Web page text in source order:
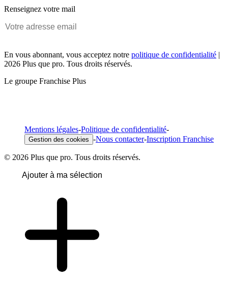
Renseignez votre mail
En vous abonnant, vous acceptez notre politique de confidentialité
2026 Plus que pro. Tous droits réservés.
Le groupe Franchise Plus
Mentions légales-Politique de confidentialité-
Gestion des cookies -Nous contacter-Inscription Franchise
© 2026 Plus que pro. Tous droits réservés.
Ajouter à ma sélection